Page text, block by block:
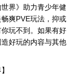
界》助力青少年健
爽PVE玩法，抑或
玩不到。如果有好
好玩的内容与其他